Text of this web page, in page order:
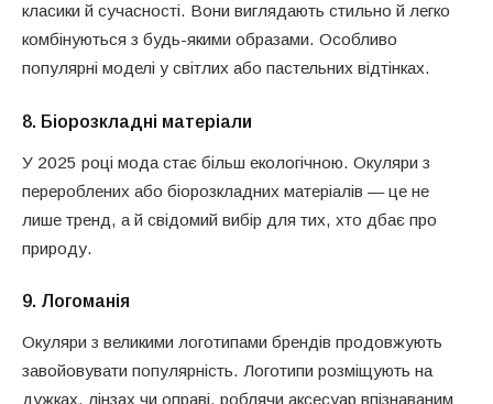
класики й сучасності. Вони виглядають стильно й легко
комбінуються з будь-якими образами. Особливо
популярні моделі у світлих або пастельних відтінках.
8. Біорозкладні матеріали
У 2025 році мода стає більш екологічною. Окуляри з
перероблених або біорозкладних матеріалів — це не
лише тренд, а й свідомий вибір для тих, хто дбає про
природу.
9. Логоманія
Окуляри з великими логотипами брендів продовжують
завойовувати популярність. Логотипи розміщують на
дужках, лінзах чи оправі, роблячи аксесуар впізнаваним